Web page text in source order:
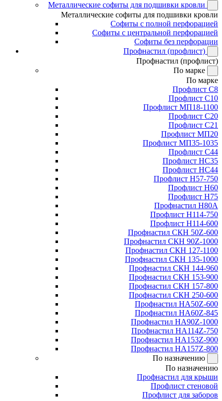
Металлические софиты для подшивки кровли
Металлические софиты для подшивки кровли
Софиты с полной перфорацией
Софиты с центральной перфорацией
Софиты без перфорации
Профнастил (профлист)
Профнастил (профлист)
По марке
По марке
Профлист С8
Профлист С10
Профлист МП18-1100
Профлист С20
Профлист С21
Профлист МП20
Профлист МП35-1035
Профлист С44
Профлист НС35
Профлист НС44
Профлист Н57-750
Профлист Н60
Профлист Н75
Профнастил Н80А
Профлист Н114-750
Профлист Н114-600
Профнастил СКН 50Z-600
Профнастил СКН 90Z-1000
Профнастил СКН 127-1100
Профнастил СКН 135-1000
Профнастил СКН 144-960
Профнастил СКН 153-900
Профнастил СКН 157-800
Профнастил СКН 250-600
Профнастил НА50Z-600
Профнастил НА60Z-845
Профнастил НА90Z-1000
Профнастил НА114Z-750
Профнастил НА153Z-900
Профнастил НА157Z-800
По назначению
По назначению
Профнастил для крыши
Профлист стеновой
Профлист для заборов